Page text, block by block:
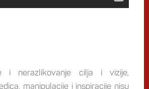
i nerazlikovanje cilja i vizije,
manipulacije i inspiracije nisu